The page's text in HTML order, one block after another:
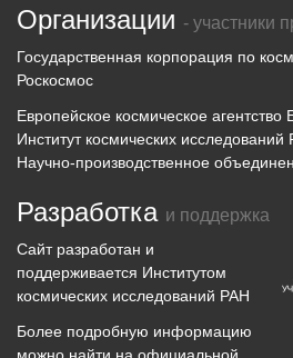
Организации - участники
Государственная корпорация по
Роскосмос
Европейское космическое агентство
Институт космических исследований
Научно-производственное
Разработка и поддержка
Сайт разработан и
поддерживается Институтом
космических исследований РАН
Более подробную информацию
можно найти на официальной